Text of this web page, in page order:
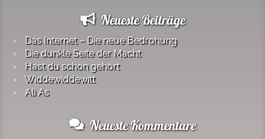
Neueste Beiträge
Das Internet – Die neue Bedrohung
Die dunkle Seite der Macht
Hast du schon gehört
Widde­widde­witt
Ali As
Neueste Kommentare